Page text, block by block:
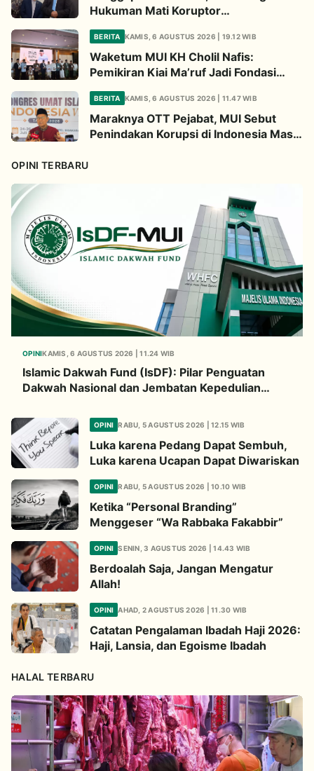
Hukuman Mati Koruptor
Hakim
BERITA KAMIS, 6 AGUSTUS 2026 | 19.12 WIB
Waketum MUI KH Cholil Nafis:
Pemikiran Kiai Ma’ruf Jadi Fondasi
BERITA KAMIS, 6 AGUSTUS 2026 | 11.47 WIB
Maraknya OTT Pejabat, MUI Sebut
Penindakan Korupsi di Indonesia Masih
OPINI TERBARU
OPINIKAMIS, 6 AGUSTUS 2026 | 11.24 WIB
Islamic Dakwah Fund (IsDF): Pilar Penguatan
Dakwah Nasional dan Jembatan Kepedulian
OPINI RABU, 5 AGUSTUS 2026 | 12.15 WIB
Luka karena Pedang Dapat Sembuh,
Luka karena Ucapan Dapat Diwariskan
OPINI RABU, 5 AGUSTUS 2026 | 10.10 WIB
Ketika “Personal Branding”
Menggeser “Wa Rabbaka Fakabbir”
OPINI SENIN, 3 AGUSTUS 2026 | 14.43 WIB
Berdoalah Saja, Jangan Mengatur
Allah!
OPINI AHAD, 2 AGUSTUS 2026 | 11.30 WIB
Catatan Pengalaman Ibadah Haji 2026:
Haji, Lansia, dan Egoisme Ibadah
HALAL TERBARU